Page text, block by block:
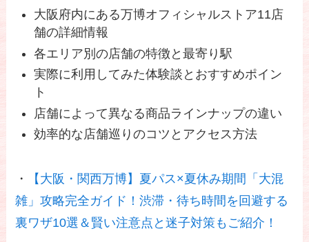
大阪府内にある万博オフィシャルストア11店
舗の詳細情報
各エリア別の店舗の特徴と最寄り駅
実際に利用してみた体験談とおすすめポイン
ト
店舗によって異なる商品ラインナップの違い
効率的な店舗巡りのコツとアクセス方法
・
【大阪・関西万博】夏パス×夏休み期間「大混
雑」攻略完全ガイド！渋滞・待ち時間を回避する
裏ワザ10選＆賢い注意点と迷子対策もご紹介！